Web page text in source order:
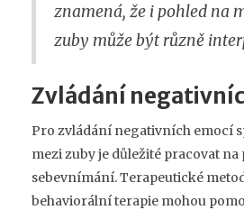
znamená, že i pohled na
zuby může být různě
Zvládání
Pro zvládání negativních emocí
mezi zuby je důležité pracovat
sebevnímání. Terapeutické
behaviorální terapie mohou